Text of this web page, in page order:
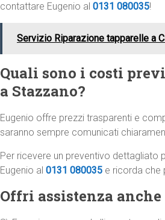
contattare Eugenio al 0131 080035!
Servizio Riparazione tapparelle a
Quali sono i costi
a Stazzano?
Eugenio offre prezzi trasparenti e
saranno sempre comunicati
Per ricevere un preventivo dettagliato
Eugenio al 0131 080035 e ricorda che
Offri assistenza